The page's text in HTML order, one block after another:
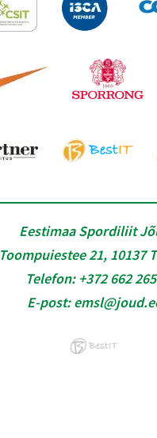
Eestimaa Spordiliit
Toompuiestee 21, 10137
Telefon: +372 662
E-post: